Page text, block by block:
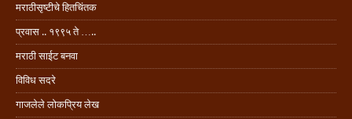
मराठीसृष्टीचे हितचिंतक
प्रवास .. १९९५ ते …..
मराठी साईट बनवा
विविध सदरे
गाजलेले लोकप्रिय लेख